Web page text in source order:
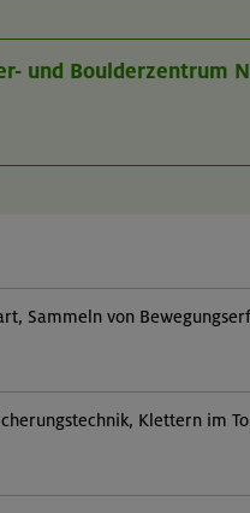
und Boulderzentrum
Sammeln von
Klettern im